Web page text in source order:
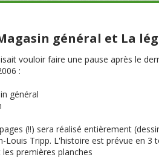
Magasin général et La
vouloir faire une pause après le
:
général
(!!) sera réalisé entièrement
Louis Tripp. L'histoire est prévue en
premières planches